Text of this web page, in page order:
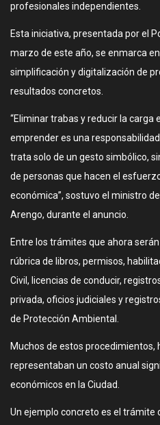
profesionales independientes.
Esta iniciativa, presentada por el
marzo de este año, se enmarca
simplificación y digitalización de
resultados concretos.
“Eliminar trabas y reducir la carga
emprender es una
trata solo de un gesto simbólico,
de personas que hacen el
económica”, sostuvo el ministro
Arengo, durante el anuncio.
Entre los trámites que ahora
rúbrica de libros, permisos,
Civil, licencias de conducir,
privada, oficios judiciales y
de Protección Ambiental.
Muchos de estos procedimientos,
representaban un costo anual
económicos en la Ciudad.
Un ejemplo concreto es el trámite